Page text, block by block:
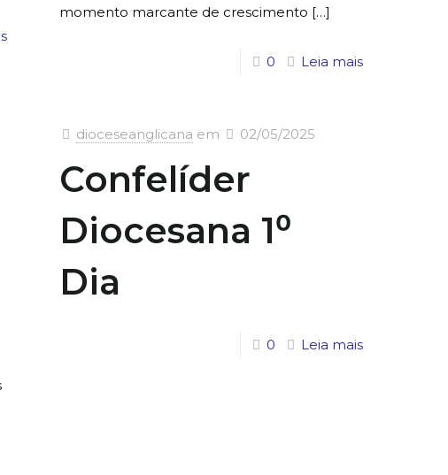
momento marcante de crescimento […]
0 Leia mais
dioceseanglicana em 02/05/2025
Confelíder
Diocesana 1⁰
Dia
0 Leia mais